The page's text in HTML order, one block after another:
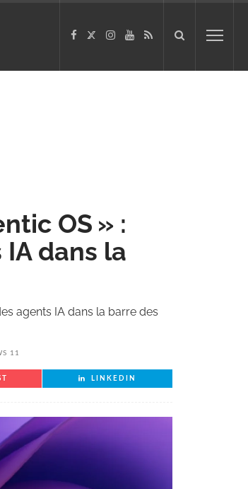
OS » :
dans la
agents IA dans la barre des
11
LINKEDIN